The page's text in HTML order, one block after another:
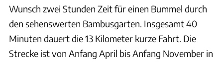
Wunsch zwei Stunden Zeit für einen Bummel durch
den sehenswerten Bambusgarten. Insgesamt 40
Minuten dauert die 13 Kilometer kurze Fahrt. Die
Strecke ist von Anfang April bis Anfang November in